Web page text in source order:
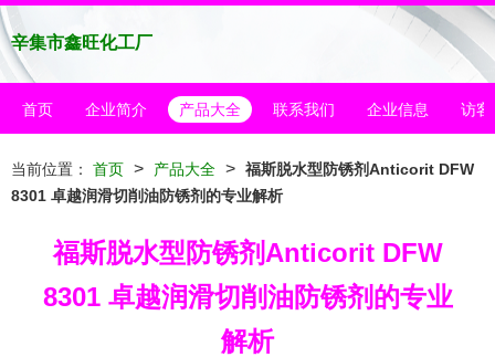
辛集市鑫旺化工厂
首页 企业简介 产品大全 联系我们 企业信息 访客
当前位置： 首页 > 产品大全 > 福斯脱水型防锈剂Anticorit DFW
8301 卓越润滑切削油防锈剂的专业解析
福斯脱水型防锈剂Anticorit DFW
8301 卓越润滑切削油防锈剂的专业
解析